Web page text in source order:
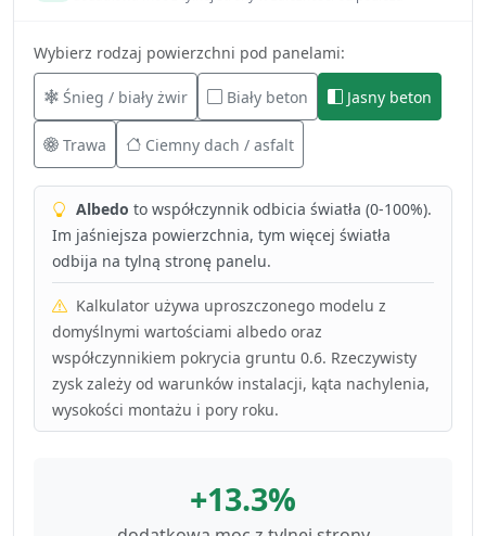
Wybierz rodzaj powierzchni pod panelami:
Śnieg / biały żwir Biały beton Jasny beton
Trawa Ciemny dach / asfalt
Albedo to współczynnik odbicia światła (0-100%).
Im jaśniejsza powierzchnia, tym więcej światła
odbija na tylną stronę panelu.
Kalkulator używa uproszczonego modelu z
domyślnymi wartościami albedo oraz
współczynnikiem pokrycia gruntu 0.6. Rzeczywisty
zysk zależy od warunków instalacji, kąta nachylenia,
wysokości montażu i pory roku.
+13.3%